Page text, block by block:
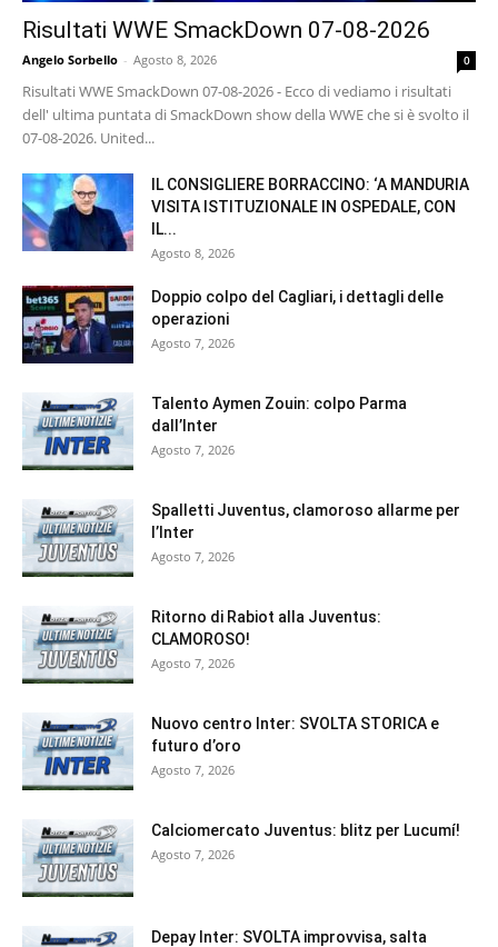
Risultati WWE SmackDown 07-08-2026
Angelo Sorbello - Agosto 8, 2026 0
Risultati WWE SmackDown 07-08-2026 - Ecco di vediamo i risultati
dell' ultima puntata di SmackDown show della WWE che si è svolto il
07-08-2026. United...
IL CONSIGLIERE BORRACCINO: ‘A MANDURIA
VISITA ISTITUZIONALE IN OSPEDALE, CON
IL...
Agosto 8, 2026
Doppio colpo del Cagliari, i dettagli delle
operazioni
Agosto 7, 2026
Talento Aymen Zouin: colpo Parma
dall’Inter
Agosto 7, 2026
Spalletti Juventus, clamoroso allarme per
l’Inter
Agosto 7, 2026
Ritorno di Rabiot alla Juventus:
CLAMOROSO!
Agosto 7, 2026
Nuovo centro Inter: SVOLTA STORICA e
futuro d’oro
Agosto 7, 2026
Calciomercato Juventus: blitz per Lucumí!
Agosto 7, 2026
Depay Inter: SVOLTA improvvisa, salta